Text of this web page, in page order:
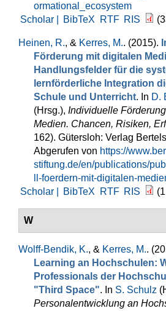
ormational_ecosystem
Scholar |
BibTeX RTF RIS
Heinen, R., & Kerres, M.. (2015).
Förderung mit digitalen
Handlungsfelder für die
lernförderliche Integration
Schule und Unterricht. In D.
(Hrsg.), Individuelle
Medien. Chancen, Risiken,
162). Gütersloh: Verlag
Abgerufen von https://
stiftung.de/en/publications/
ll-foerdern-mit-digitalen-
Scholar |
BibTeX RTF RIS
W
Wolff-Bendik, K., & Kerres, M..
Learning an Hochschulen:
Professionals der
"Third Space". In S. Schulz
Personalentwicklung an